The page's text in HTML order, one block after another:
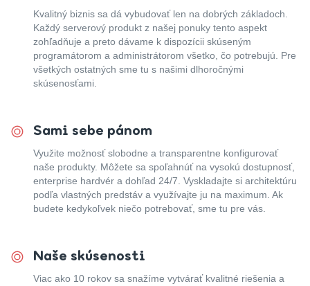
Kvalitný biznis sa dá vybudovať len na dobrých základoch.
Každý serverový produkt z našej ponuky tento aspekt
zohľadňuje a preto dávame k dispozícii skúseným
programátorom a administrátorom všetko, čo potrebujú. Pre
všetkých ostatných sme tu s našimi dlhoročnými
skúsenosťami.
Sami sebe pánom
Využite možnosť slobodne a transparentne konfigurovať
naše produkty. Môžete sa spoľahnúť na vysokú dostupnosť,
enterprise hardvér a dohľad 24/7. Vyskladajte si architektúru
podľa vlastných predstáv a využívajte ju na maximum. Ak
budete kedykoľvek niečo potrebovať, sme tu pre vás.
Naše skúsenosti
Viac ako 10 rokov sa snažíme vytvárať kvalitné riešenia a